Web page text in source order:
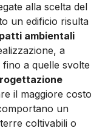
alla scelta del
un edificio risulta
ambientali
a
a quelle svolte
il maggiore costo
un
coltivabili o